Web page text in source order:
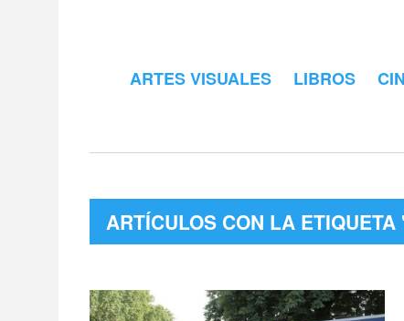
ARTES VISUALES LIBROS
ARTÍCULOS CON LA